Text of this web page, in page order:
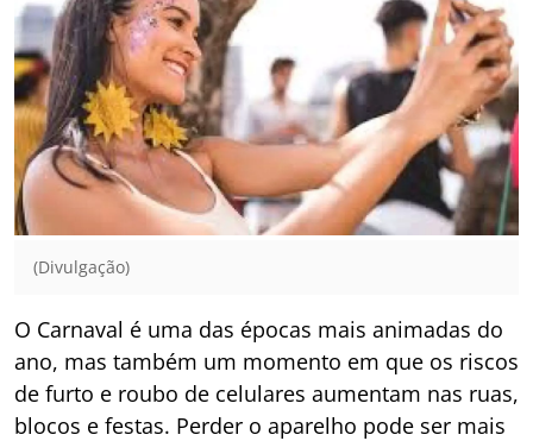
(Divulgação)
O Carnaval é uma das épocas mais animadas do
ano, mas também um momento em que os riscos
de furto e roubo de celulares aumentam nas ruas,
blocos e festas. Perder o aparelho pode ser mais